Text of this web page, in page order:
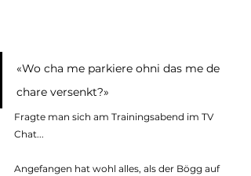
«Wo cha me parkiere ohni das me de
chare versenkt?»
Fragte man sich am Trainingsabend im TV
Chat...
Angefangen hat wohl alles, als der Bögg auf